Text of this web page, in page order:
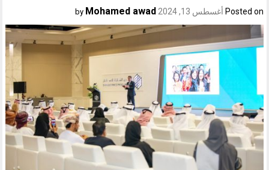
Posted on أغسطس 13, 2024 Mohamed awad